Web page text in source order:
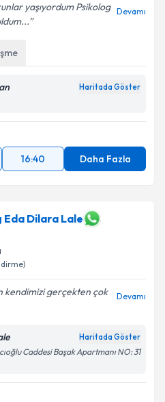
yaşıyordum Psikolog Devamı
Haritada Göster
16:40 Daha Fazla
Eda Dilara Lale
kendimizi gerçekten çok
Devamı
Haritada Göster
Caddesi Başak Apartmanı NO: 31